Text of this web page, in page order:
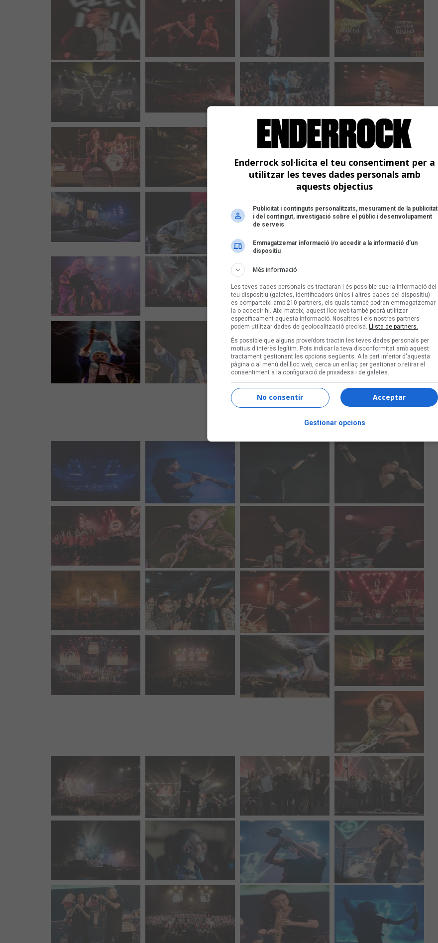
Enderrock sol·licita el teu consentiment per a
utilitzar les teves dades personals amb
aquests objectius
Publicitat i continguts personalitzats, mesurament de la publicitat
i del contingut, investigació sobre el públic i desenvolupament
de serveis
Emmagatzemar informació i/o accedir a la informació d’un
dispositiu
Més informació
Les teves dades personals es tractaran i és possible que la informació del
teu dispositiu (galetes, identificadors únics i altres dades del dispositiu)
es comparteixi amb 210 partners, els quals també podran emmagatzemar-
la o accedir-hi. Així mateix, aquest lloc web també podrà utilitzar
específicament aquesta informació. Nosaltres i els nostres partners
podem utilitzar dades de geolocalització precisa. Llista de partners.
És possible que alguns proveïdors tractin les teves dades personals per
motius d'interès legítim. Pots indicar la teva disconformitat amb aquest
tractament gestionant les opcions següents. A la part inferior d'aquesta
pàgina o al menú del lloc web, cerca un enllaç per gestionar o retirar el
consentiment a la configuració de privadesa i de galetes.
Acceptar
No consentir
Gestionar opcions